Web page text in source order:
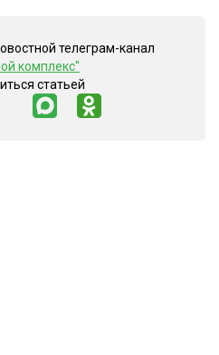
телеграм-канал
комплекс"
статьей